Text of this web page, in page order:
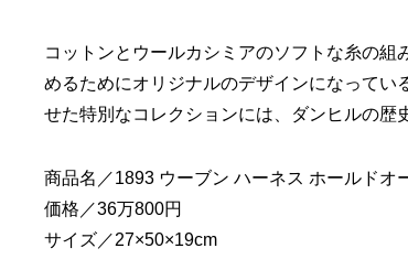
コットンとウールカシミアのソフトな糸の
めるためにオリジナルのデザインになって
せた特別なコレクションには、ダンヒルの歴
商品名／1893 ウーブン ハーネス ホールドオ
価格／36万800円
サイズ／27×50×19cm